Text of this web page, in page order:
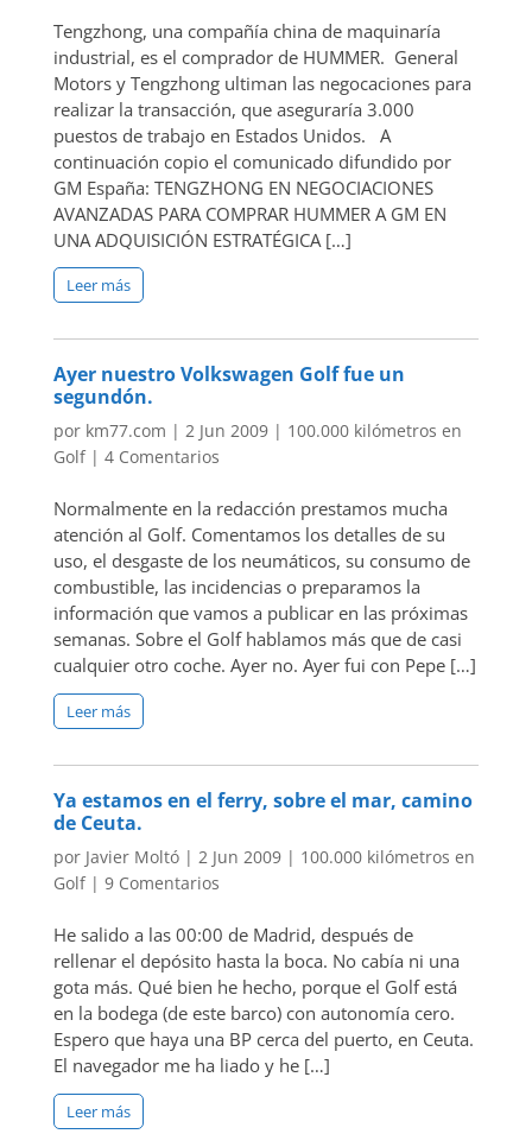
Tengzhong, una compañía china de maquinaría
industrial, es el comprador de HUMMER. General
Motors y Tengzhong ultiman las negocaciones para
realizar la transacción, que aseguraría 3.000
puestos de trabajo en Estados Unidos. A
continuación copio el comunicado difundido por
GM España: TENGZHONG EN NEGOCIACIONES
AVANZADAS PARA COMPRAR HUMMER A GM EN
UNA ADQUISICIÓN ESTRATÉGICA […]
Leer más
Ayer nuestro Volkswagen Golf fue un
segundón.
por km77.com | 2 Jun 2009| 100.000 kilómetros en
Golf| 4 Comentarios
Normalmente en la redacción prestamos mucha
atención al Golf. Comentamos los detalles de su
uso, el desgaste de los neumáticos, su consumo de
combustible, las incidencias o preparamos la
información que vamos a publicar en las próximas
semanas. Sobre el Golf hablamos más que de casi
cualquier otro coche. Ayer no. Ayer fui con Pepe […]
Leer más
Ya estamos en el ferry, sobre el mar, camino
de Ceuta.
por Javier Moltó| 2 Jun 2009| 100.000 kilómetros en
Golf| 9 Comentarios
He salido a las 00:00 de Madrid, después de
rellenar el depósito hasta la boca. No cabía ni una
gota más. Qué bien he hecho, porque el Golf está
en la bodega (de este barco) con autonomía cero.
Espero que haya una BP cerca del puerto, en Ceuta.
El navegador me ha liado y he […]
Leer más